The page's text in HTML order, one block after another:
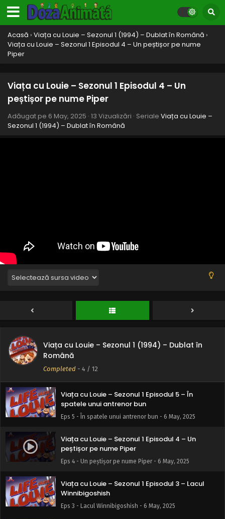
Acasă › Viața cu Louie – Sezonul 1 (1994) – Dublat în Română ›
Viața cu Louie – Sezonul 1 Episodul 4 – Un peștișor pe nume
Piper
Viața cu Louie – Sezonul 1 Episodul 4 – Un
peștișor pe nume Piper
Adăugat pe 6 May, 2025 · 13 Vizualizări · Seriale Viața cu Louie –
Sezonul 1 (1994) – Dublat în Română
Viața cu Louie – Sezonul 1 (1994) – Dublat în
Română
Completed - 4 / 12
Viața cu Louie – Sezonul 1 Episodul 12 – Născut
în rembler
Eps 12 - Născut în rembler - 6 May, 2025
Viața cu Louie – Sezonul 1 Episodul 11 – Un târg
de neuitat
Viața cu Louie – Sezonul 1 Episodul 7 – Durere
seminte și injecții antialergice
Viața cu Louie – Sezonul 1 Episodul 6 – Miracolul
din Cedar Knol Wisconsin
Eps 6 - Miracolul din Cedar Knol Wisconsin - 6 May, 2025
Viața cu Louie – Sezonul 1 Episodul 5 – În
spatele unui antrenor bun
Eps 5 - În spatele unui antrenor bun - 6 May, 2025
Viața cu Louie – Sezonul 1 Episodul 4 – Un
peștișor pe nume Piper
Eps 4 - Un peștișor pe nume Piper - 6 May, 2025
Viața cu Louie – Sezonul 1 Episodul 3 – Lacul
Winnibigoshish
Eps 3 - Lacul Winnibigoshish - 6 May, 2025